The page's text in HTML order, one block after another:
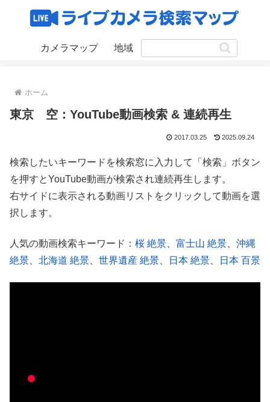
カメラマップ 地域
ホーム
東京 空：YouTube動画検索 & 連続再生
2017.03.25 2025.09.24
検索したいキーワードを検索窓に入力して「検索」ボタン
を押すとYouTube動画が検索され連続再生します。
右サイドに表示される動画リストをクリックして動画を選
択します。
人気の動画検索キーワード： 桜 絶景 富士山 絶景
沖縄
絶景
北海道 絶景 世界遺産 絶景 日本 絶景 日本 百景